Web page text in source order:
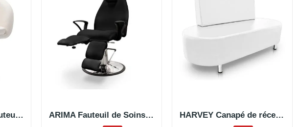
ELEGANT WHITE Fauteuil de Coiffure ARIMA Fauteuil de Soins Hydraulique HARVEY Canapé de réception